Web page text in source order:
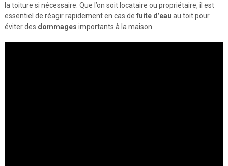
la toiture si nécessaire. Que l’on soit locataire ou propriétaire, il est
essentiel de réagir rapidement en cas de fuite d’eau au toit pour
éviter des dommages importants à la maison.